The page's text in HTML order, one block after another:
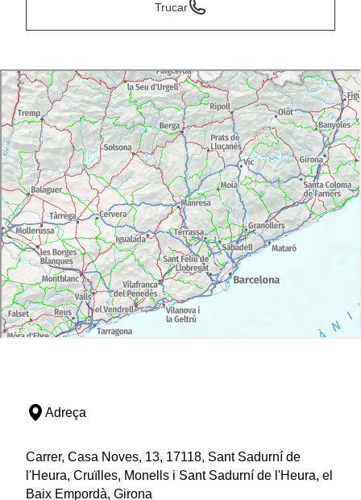
Trucar
Adreça
Carrer, Casa Noves, 13, 17118, Sant Sadurní de
l'Heura, Cruïlles, Monells i Sant Sadurní de l'Heura, el
Baix Empordà, Girona